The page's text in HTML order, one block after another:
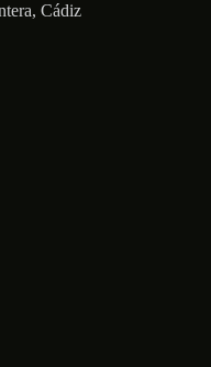
Cádiz